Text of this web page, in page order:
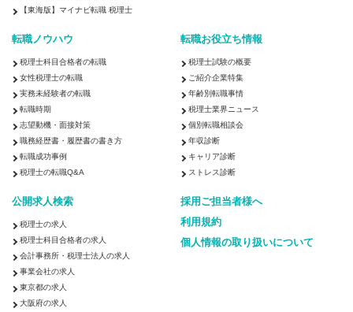
【東海版】マイナビ転職 税理士
転職ノウハウ
税理士科目合格者の転職
女性税理士の転職
実務未経験者の転職
転職時期
志望動機・面接対策
職務経歴書・履歴書の書き方
転職成功事例
税理士の転職Q&A
転職お役立ち情報
税理士試験の概要
ご紹介企業特集
年齢別転職事情
税理士業界ニュース
個別転職相談会
年収診断
キャリア診断
ストレス診断
公開求人検索
税理士の求人
税理士科目合格者の求人
会計事務所・税理士法人の求人
事業会社の求人
東京都の求人
大阪府の求人
採用ご担当者様へ
利用規約
個人情報の取り扱いについて